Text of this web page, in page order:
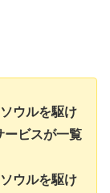
ウルを駆け
ービスが一覧
ウルを駆け